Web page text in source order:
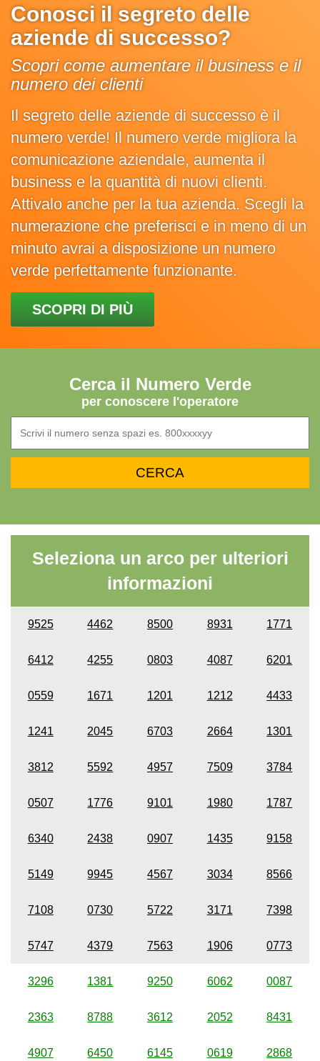
Conosci il segreto delle
aziende di successo?
Scopri come aumentare il business e il
numero dei clienti
Il segreto delle aziende di successo è il
numero verde! Il numero verde migliora la
comunicazione aziendale, aumenta il
business e la quantità di nuovi clienti.
Attivalo anche per la tua azienda. Scegli la
numerazione che preferisci e in meno di un
minuto avrai a disposizione un numero
verde perfettamente funzionante.
SCOPRI DI PIÙ
Cerca il Numero Verde
per conoscere l'operatore
Seleziona un arco per ulteriori
informazioni
9525 4462 8500 8931 1771
6412 4255 0803 4087 6201
0559 1671 1201 1212 4433
1241 2045 6703 2664 1301
3812 5592 4957 7509 3784
0507 1776 9101 1980 1787
6340 2438 0907 1435 9158
5149 9945 4567 3034 8566
7108 0730 5722 3171 7398
5747 4379 7563 1906 0773
3296 1381 9250 6062 0087
2363 8788 3612 2052 8431
4907 6450 6145 0619 2868